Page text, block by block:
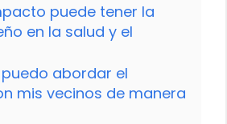
puede tener la
en la salud y el
abordar el
mis vecinos de manera